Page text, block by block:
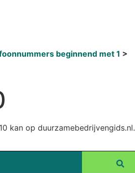
beginnend met 1
kan op duurzamebedrijvengids.nl.